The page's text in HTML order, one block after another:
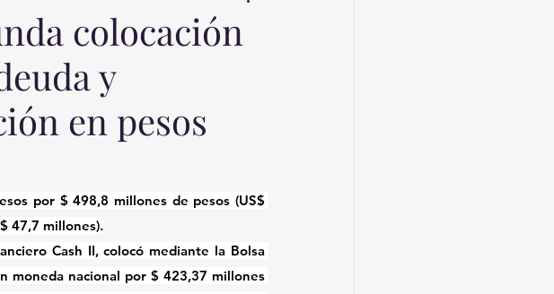
colocación
y
en pesos
por $ 498,8 millones de pesos (US$
47,7 millones).
Cash II, colocó mediante la Bolsa
moneda nacional por $ 423,37 millones